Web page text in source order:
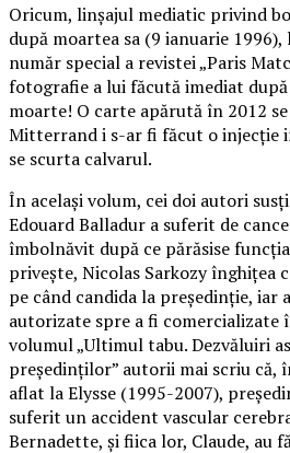
Oricum, linşajul mediatic privind
după moartea sa (9 ianuarie
număr special a revistei „Paris
fotografie a lui făcută imediat
moarte! O carte apărută în 2012
Mitterrand i s-ar fi făcut o injecţie
se scurta calvarul.
În acelaşi volum, cei doi autori
Edouard Balladur a suferit de
îmbolnăvit după ce părăsise
priveşte, Nicolas Sarkozy înghiţea
pe când candida la preşedinţie, iar
autorizate spre a fi comercializate
volumul „Ultimul tabu. Dezvăluiri
preşedinţilor” autorii mai scriu că,
aflat la Elysse (1995-2007),
suferit un accident vascular
Bernadette, şi fiica lor, Claude, au